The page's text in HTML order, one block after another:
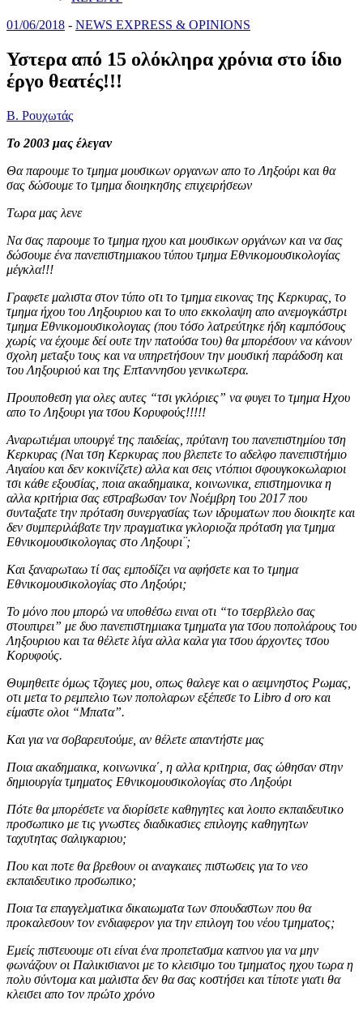
01/06/2018 - NEWS EXPRESS & OPINIONS
Υστερα από 15 ολόκληρα χρόνια στο ίδιο
έργο θεατές!!!
B. Ρουχωτάς
Το 2003 μας έλεγαν
Θα παρουμε το τμημα μουσικων οργανων απο το Ληξούρι και θα
σας δώσουμε το τμημα διοιηκησης επιχειρήσεων
Τωρα μας λενε
Να σας παρουμε το τμημα ηχου και μουσικων οργάνων και να σας
δώσουμε ένα πανεπιστημιακου τύπου τμημα Εθνικομουσικολογίας
μέγκλα!!!
Γραφετε μαλιστα στον τύπο οτι το τμημα εικονας της Κερκυρας, το
τμημα ήχου του Ληξουριου και το υπο εκκολαψη απο ανεμογκάστρι
τμημα Εθνικομουσικολογιας (που τόσο λατρεύτηκε ήδη καμπόσους
χωρίς να έχουμε δεί ουτε την πατούσα του) θα μπορέσουν να κάνουν
σχολη μεταξυ τους και να υπηρετήσουν την μουσική παράδοση και
του Ληξουριού και της Επταννησου γενικωτερα.
Προυποθεση για ολες αυτες “τσι γκλόριες” να φυγει το τμημα Ηχου
απο το Ληξουρι για τσου Κορυφούς!!!!!
Αναρωτιέμαι υπουργέ της παιδείας, πρύτανη του πανεπιστημίου τση
Κερκυρας (Ναι τση Κερκυρας που βλεπετε το αδελφο πανεπιστήμιο
Αιγαίου και δεν κοκινίζετε) αλλα και σεις ντόπιοι σφουγκοκωλαριοι
τσι κάθε εξουσίας, ποια ακαδημαικα, κοινωνικα, επιστημονικα η
αλλα κριτήρια σας εστραβωσαν τον Νοέμβρη του 2017 που
συνταξατε την πρόταση συνεργασίας των ιδρυματων που διοικητε και
δεν συμπεριλάβατε την πραγματικα γκλοριοζα πρόταση για τμημα
Εθνικομουσικολογιας στο Ληξουρι¨;
Και ξαναρωταω τί σας εμποδίζει να αφήσετε και το τμημα
Εθνικομουσικολογίας στο Ληξούρι;
Το μόνο που μπορώ να υποθέσω ειναι οτι “το τσερβλελο σας
στουπιρει” με δυο πανεπιστημιακα τμηματα για τσου ποπολάρους του
Ληξουριου και τα θέλετε λίγα αλλα καλα για τσου άρχοντες τσου
Κορυφούς.
Θυμηθειτε όμως τζογιες μου, οπως θαλεγε και ο αειμνηστος Ρωμας,
οτι μετα το ρεμπελιο των ποπολαρων εξέπεσε το Libro d oro και
είμαστε ολοι “Μπατα”.
Και για να σοβαρευτούμε, αν θέλετε απαντήστε μας
Ποια ακαδημαικα, κοινωνικα΄, η αλλα κριτηρια, σας ώθησαν στην
δημιουργία τμηματος Εθνικομουσικολογίας στο Ληξούρι
Πότε θα μπορέσετε να διορίσετε καθηγητες και λοιπο εκπαιδευτικο
προσωπικο με τις γνωστες διαδικασιες επιλογης καθηγητων
ταχυτητας σαλιγκαριου;
Που και ποτε θα βρεθουν οι αναγκαιες πιστωσεις για το νεο
εκπαιδευτικο προσωπικο;
Ποια τα επαγγελματικα δικαιωματα των σπουδαστων που θα
προκαλεσουν τον ενδιαφερον για την επιλογη του νέου τμηματος;
Εμείς πιστευουμε οτι είναι ένα προπετασμα καπνου για να μην
φωνάζουν οι Παλικισιανοι με το κλεισιμο του τμηματος ηχου τωρα η
πολυ σύντομα και μαλιστα δεν θα σας κοστήσει και τίποτε γιατι θα
κλεισει απο τον πρώτο χρόνο